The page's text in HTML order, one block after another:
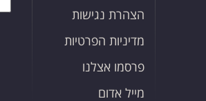
הצהרת נגישות
מדיניות הפרטיות
פרסמו אצלנו
מייל אדום